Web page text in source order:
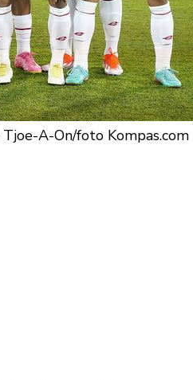
A-On/foto Kompas.com